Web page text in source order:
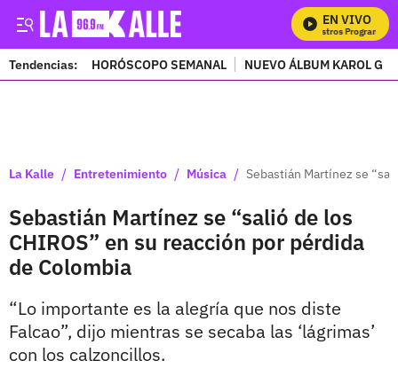
EN VIVO
Tendencias: HORÓSCOPO SEMANAL NUEVO ÁLBUM KAROL G
La Kalle / Entretenimiento / Música / Sebastián Martínez se
Sebastián Martínez se “salió de los
CHIROS” en su reacción por pérdida
de Colombia
“Lo importante es la alegría que nos diste
Falcao”, dijo mientras se secaba las ‘lágrimas’
con los calzoncillos.